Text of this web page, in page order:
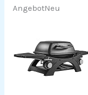
AngebotNeu